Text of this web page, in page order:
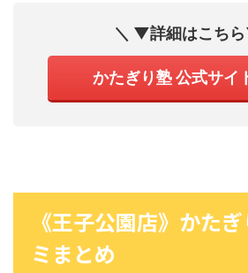
＼ ▼詳細はこち
かたぎり塾 公式サイ
《王子公園店》かた
ミまとめ